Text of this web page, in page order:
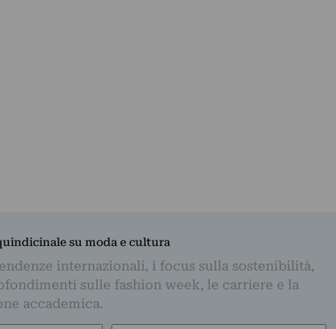
su moda e cultura
internazionali, i focus sulla sostenibilità,
sulle fashion week, le carriere e la
accademica.